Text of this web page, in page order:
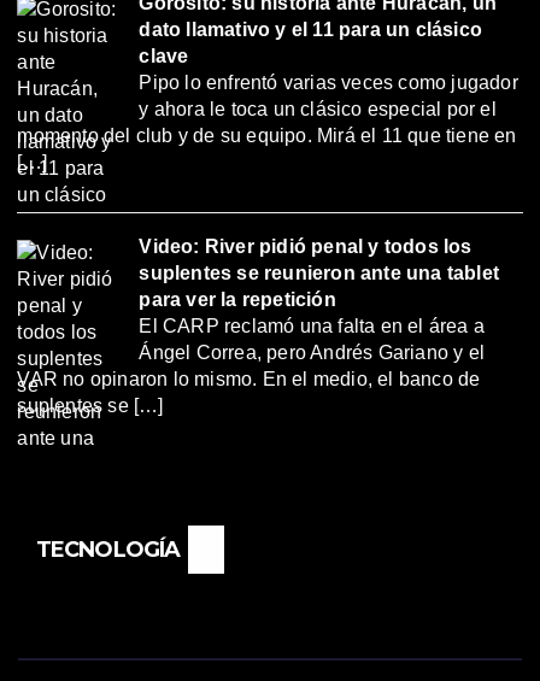
dato llamativo y el 11 para un clásico
clave
Pipo lo enfrentó varias veces como jugador
y ahora le toca un clásico especial por el
momento del club y de su equipo. Mirá el 11 que tiene en
[…]
Video: River pidió penal y todos los
suplentes se reunieron ante una tablet
para ver la repetición
El CARP reclamó una falta en el área a
Ángel Correa, pero Andrés Gariano y el
VAR no opinaron lo mismo. En el medio, el banco de
suplentes se […]
TECNOLOGÍA